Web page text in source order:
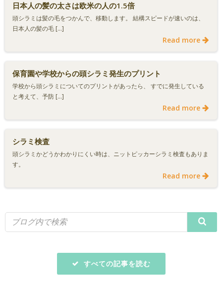
日本人の髪の太さは欧米の人の1.5倍
頭シラミは髪の毛をつかんで、移動します。 結構スピードが速いのは、
日本人の髪の毛 […]
Read more
保育園や学校からの頭シラミ発生のプリント
学校から頭シラミについてのプリントがあったら、 すでに発生している
と考えて、予防 […]
Read more
シラミ検査
頭シラミかどうかわかりにくい時は、ニットピッカーシラミ検査もありま
す。
Read more
すべての記事を読む